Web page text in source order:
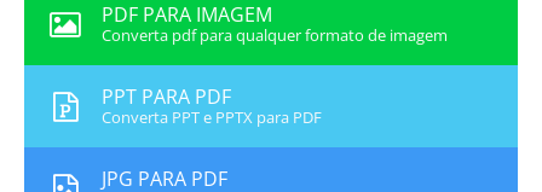
PDF PARA IMAGEM
Converta pdf para qualquer formato de imagem
PPT PARA PDF
Converta PPT e PPTX para PDF
JPG PARA PDF